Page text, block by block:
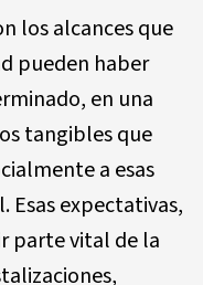
los alcances que
pueden haber
en una
tangibles que
a esas
Esas expectativas,
parte vital de la